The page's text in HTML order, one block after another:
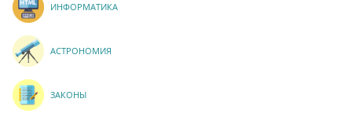
ИНФОРМАТИКА
АСТРОНОМИЯ
ЗАКОНЫ